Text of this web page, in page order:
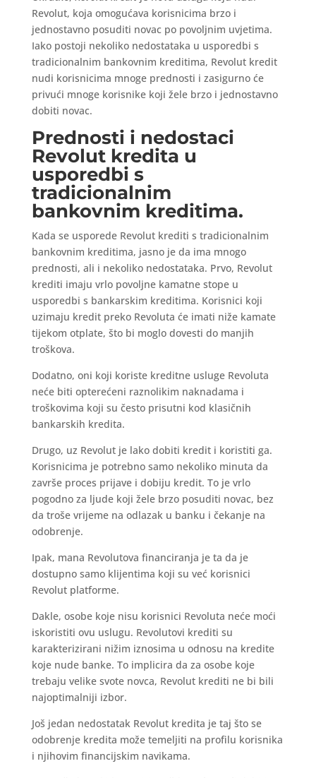
Revolut, koja omogućava korisnicima brzo i
jednostavno posuditi novac po povoljnim uvjetima.
Iako postoji nekoliko nedostataka u usporedbi s
tradicionalnim bankovnim kreditima, Revolut kredit
nudi korisnicima mnoge prednosti i zasigurno će
privući mnoge korisnike koji žele brzo i jednostavno
dobiti novac.
Prednosti i nedostaci
Revolut kredita u
usporedbi s
tradicionalnim
bankovnim kreditima.
Kada se usporede Revolut krediti s tradicionalnim
bankovnim kreditima, jasno je da ima mnogo
prednosti, ali i nekoliko nedostataka. Prvo, Revolut
krediti imaju vrlo povoljne kamatne stope u
usporedbi s bankarskim kreditima. Korisnici koji
uzimaju kredit preko Revoluta će imati niže kamate
tijekom otplate, što bi moglo dovesti do manjih
troškova.
Dodatno, oni koji koriste kreditne usluge Revoluta
neće biti opterećeni raznolikim naknadama i
troškovima koji su često prisutni kod klasičnih
bankarskih kredita.
Drugo, uz Revolut je lako dobiti kredit i koristiti ga.
Korisnicima je potrebno samo nekoliko minuta da
završe proces prijave i dobiju kredit. To je vrlo
pogodno za ljude koji žele brzo posuditi novac, bez
da troše vrijeme na odlazak u banku i čekanje na
odobrenje.
Ipak, mana Revolutova financiranja je ta da je
dostupno samo klijentima koji su već korisnici
Revolut platforme.
Dakle, osobe koje nisu korisnici Revoluta neće moći
iskoristiti ovu uslugu. Revolutovi krediti su
karakterizirani nižim iznosima u odnosu na kredite
koje nude banke. To implicira da za osobe koje
trebaju velike svote novca, Revolut krediti ne bi bili
najoptimalniji izbor.
Još jedan nedostatak Revolut kredita je taj što se
odobrenje kredita može temeljiti na profilu korisnika
i njihovim financijskim navikama.